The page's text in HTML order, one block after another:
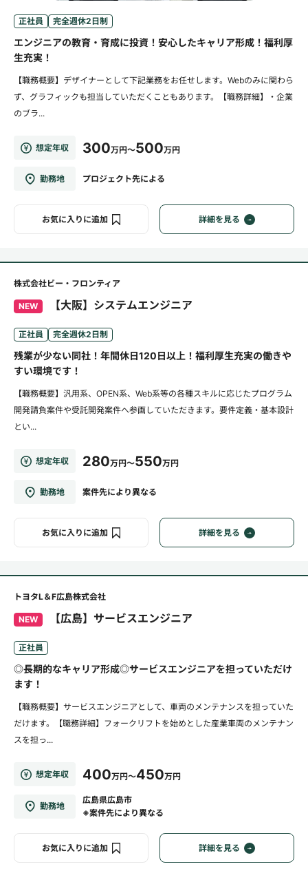
正社員 完全週休2日制
エンジニアの教育・育成に投資！安心したキャリア形成！福利厚
生充実！
【職務概要】デザイナーとして下記業務をお任せします。Webのみに関わら
ず、グラフィックも担当していただくこともあります。【職務詳細】・企業
のブラ...
想定年収 300万円～500万円
勤務地 プロジェクト先による
お気に入りに追加 詳細を見る
株式会社ビー・フロンティア
NEW 【大阪】システムエンジニア
正社員 完全週休2日制
残業が少ない同社！年間休日120日以上！福利厚生充実の働きや
すい環境です！
【職務概要】汎用系、OPEN系、Web系等の各種スキルに応じたプログラム
開発請負案件や受託開発案件へ参画していただきます。要件定義・基本設計
とい...
想定年収 280万円～550万円
勤務地 案件先により異なる
お気に入りに追加 詳細を見る
トヨタL＆F広島株式会社
NEW 【広島】サービスエンジニア
正社員
◎長期的なキャリア形成◎サービスエンジニアを担っていただけ
ます！
【職務概要】サービスエンジニアとして、車両のメンテナンスを担っていた
だけます。【職務詳細】フォークリフトを始めとした産業車両のメンテナン
スを担っ...
想定年収 400万円～450万円
勤務地
広島県広島市
※案件先により異なる
お気に入りに追加 詳細を見る